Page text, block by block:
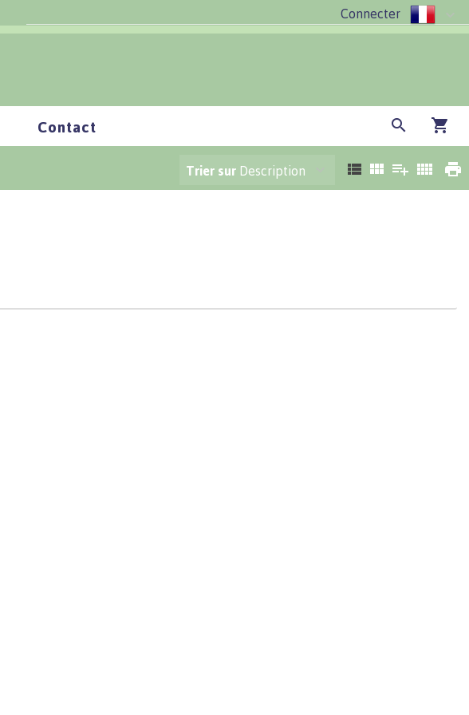
Connecter
Contact
Trier sur Description